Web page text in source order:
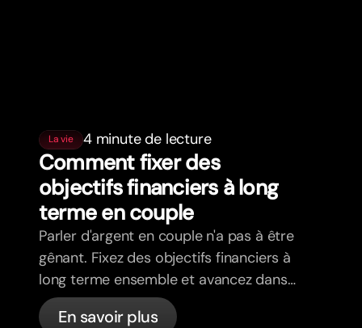
La vie 4 minute de lecture
Comment fixer des
objectifs financiers à long
terme en couple
Parler d'argent en couple n'a pas à être
gênant. Fixez des objectifs financiers à
long terme ensemble et avancez dans
la même direction.
En savoir plus